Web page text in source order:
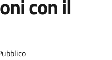
con il